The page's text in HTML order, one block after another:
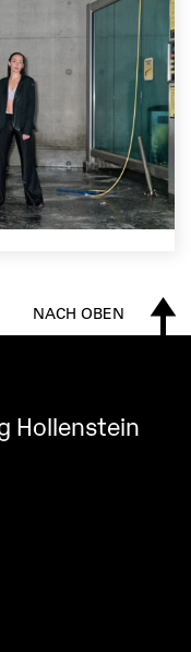
NACH OBEN
Hollenstein